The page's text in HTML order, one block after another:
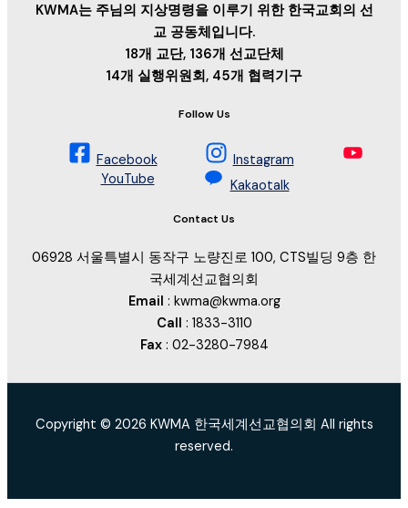
KWMA는 주님의 지상명령을 이루기 위한 한국교회의 선
교 공동체입니다.
18개 교단, 136개 선교단체
14개 실행위원회, 45개 협력기구
Follow Us
Facebook
Instagram
YouTube
Kakaotalk
Contact Us
06928 서울특별시 동작구 노량진로 100, CTS빌딩 9층 한
국세계선교협의회
Email : kwma@kwma.org
Call : 1833-3110
Fax : 02-3280-7984
Copyright © 2026 KWMA 한국세계선교협의회 All rights
reserved.